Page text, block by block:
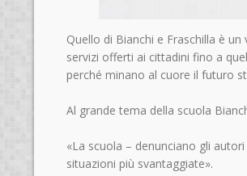
Quello di Bianchi e Fraschilla è
servizi offerti ai cittadini fino a
perché minano al cuore il futuro
Al grande tema della scuola
«La scuola – denunciano gli
situazioni più svantaggiate».